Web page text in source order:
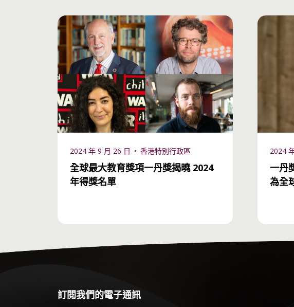
2024 年 9 月 26 日 香港特別行政區
全球最大教育獎項一丹獎揭曉 2024
年得獎名單
2024
一丹
為全
訂閱我們的電子通訊